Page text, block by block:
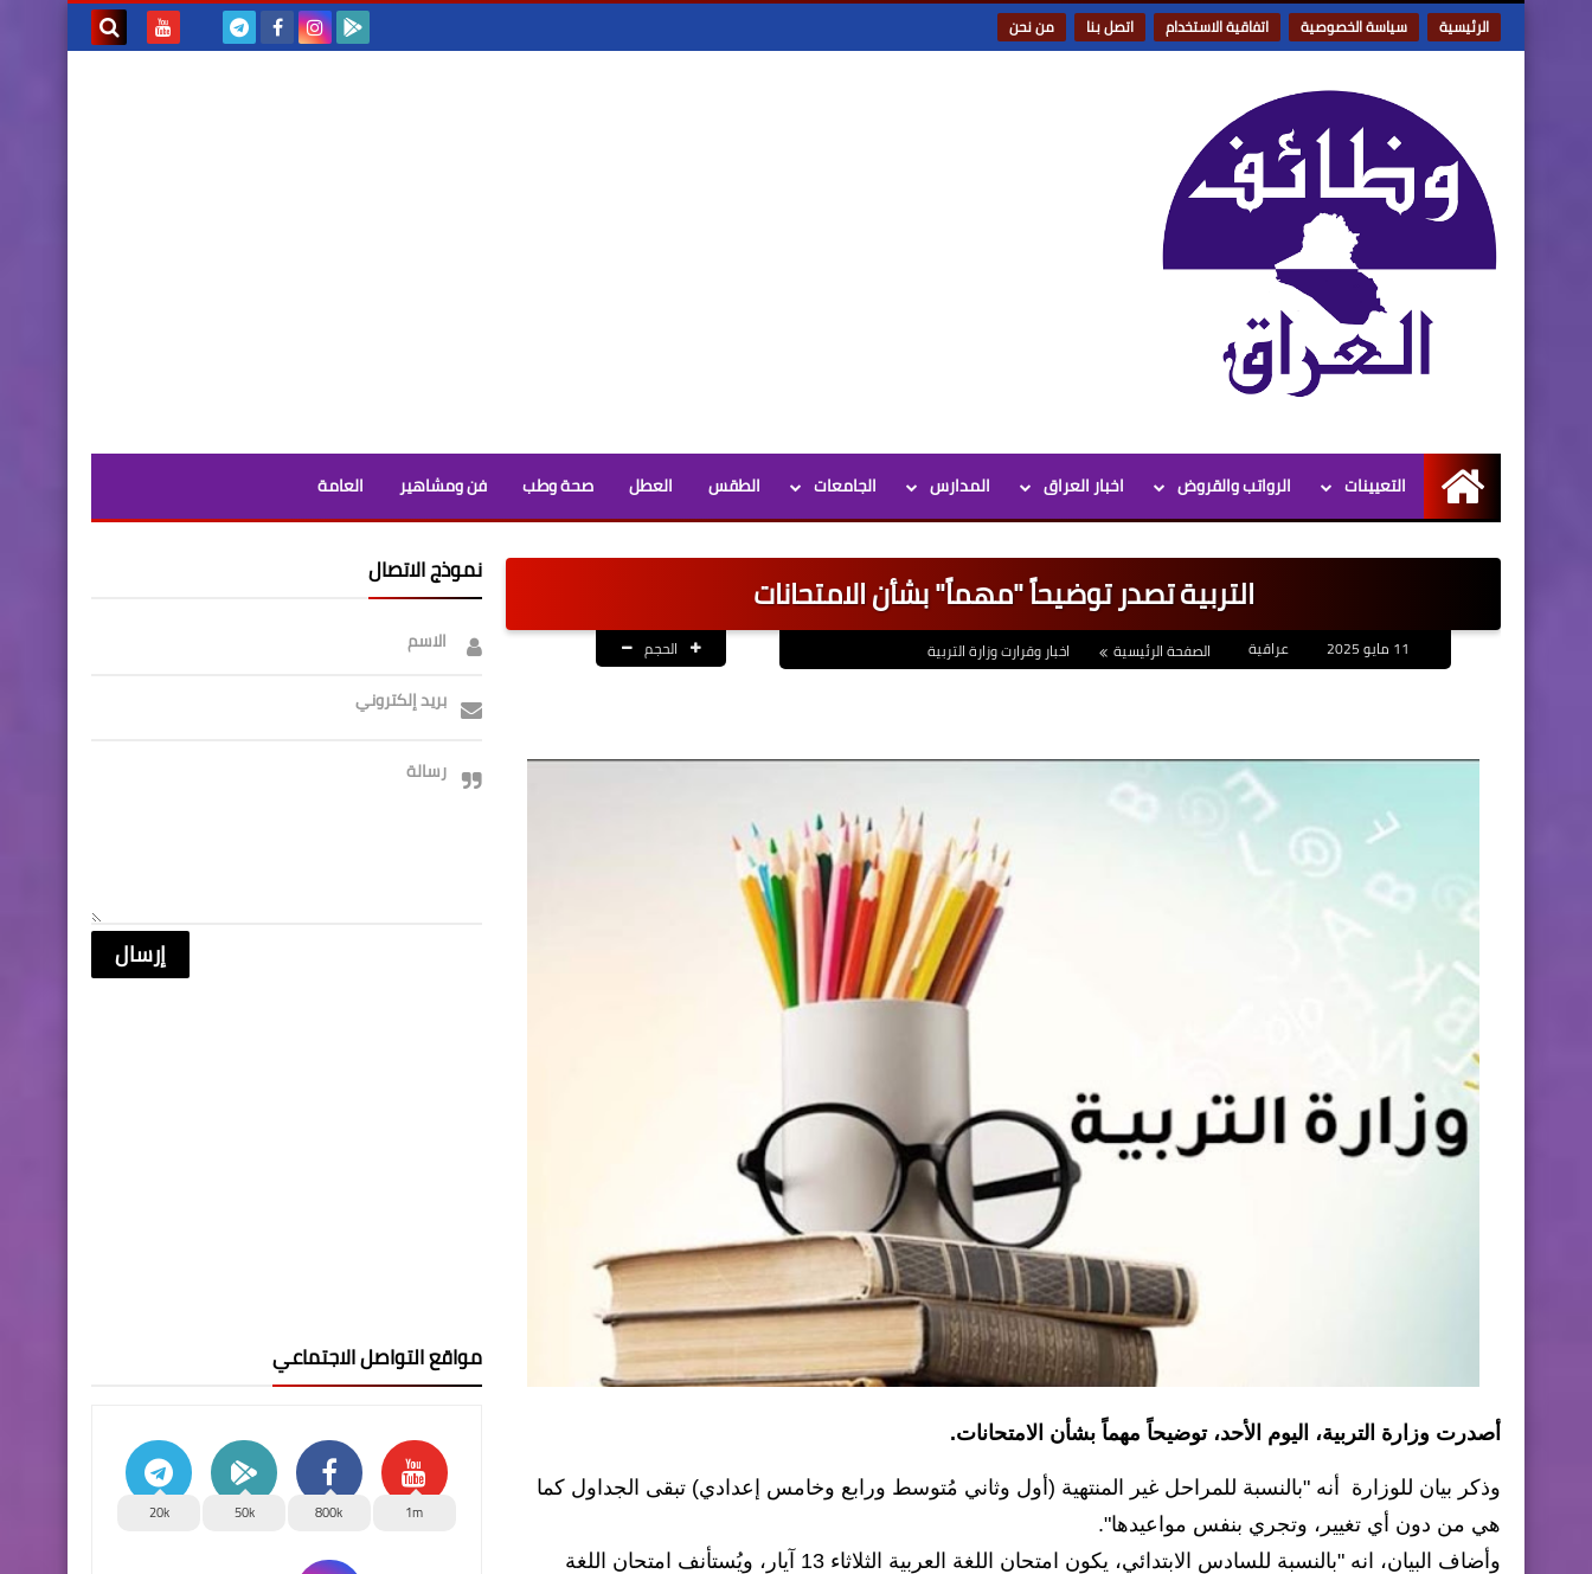
الرئيسية سياسة الخصوصية اتفاقية الاستخدام اتصل بنا من نحن
الرئيسية
التعيينات الرواتب والقروض اخبار العراق المدارس الجامعات الطقس العطل صحة وطب فن ومشاهير العامة
التربية تصدر توضيحاً "مهماً" بشأن الامتحانات
عراقية الصفحة الرئيسية اخبار وقرارت وزارة التربية الحجم
أصدرت وزارة التربية، اليوم الأحد، توضيحاً مهماً بشأن الامتحانات.
وذكر بيان للوزارة أنه "بالنسبة للمراحل غير المنتهية (أول وثاني مُتوسط ورابع وخامس إعدادي) تبقى الجداول كما
هي من دون أي تغيير، وتجري بنفس مواعيدها".
وأضاف البيان، انه "بالنسبة للسادس الابتدائي، يكون امتحان اللغة العربية الثلاثاء 13 آيار، ويُستأنف امتحان اللغة
نموذج الاتصال
الاسم
بريد إلكتروني
رسالة
مواقع التواصل الاجتماعي
1m
800k
50k
20k